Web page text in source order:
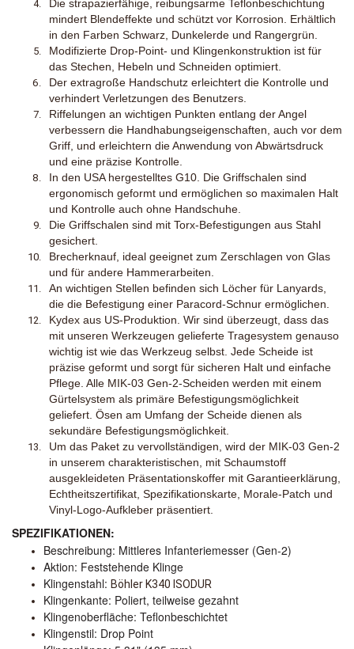
Die strapazierfähige, reibungsarme Teflonbeschichtung
mindert Blendeffekte und schützt vor Korrosion. Erhältlich
in den Farben Schwarz, Dunkelerde und Rangergrün.
Modifizierte Drop-Point- und Klingenkonstruktion ist für
das Stechen, Hebeln und Schneiden optimiert.
Der extragroße Handschutz erleichtert die Kontrolle und
verhindert Verletzungen des Benutzers.
Riffelungen an wichtigen Punkten entlang der Angel
verbessern die Handhabungseigenschaften, auch vor dem
Griff, und erleichtern die Anwendung von Abwärtsdruck
und eine präzise Kontrolle.
In den USA hergestelltes G10. Die Griffschalen sind
ergonomisch geformt und ermöglichen so maximalen Halt
und Kontrolle auch ohne Handschuhe.
Die Griffschalen sind mit Torx-Befestigungen aus Stahl
gesichert.
Brecherknauf, ideal geeignet zum Zerschlagen von Glas
und für andere Hammerarbeiten.
An wichtigen Stellen befinden sich Löcher für Lanyards,
die die Befestigung einer Paracord-Schnur ermöglichen.
Kydex aus US-Produktion. Wir sind überzeugt, dass das
mit unseren Werkzeugen gelieferte Tragesystem genauso
wichtig ist wie das Werkzeug selbst. Jede Scheide ist
präzise geformt und sorgt für sicheren Halt und einfache
Pflege. Alle MIK-03 Gen-2-Scheiden werden mit einem
Gürtelsystem als primäre Befestigungsmöglichkeit
geliefert. Ösen am Umfang der Scheide dienen als
sekundäre Befestigungsmöglichkeit.
Um das Paket zu vervollständigen, wird der MIK-03 Gen-2
in unserem charakteristischen, mit Schaumstoff
ausgekleideten Präsentationskoffer mit Garantieerklärung,
Echtheitszertifikat, Spezifikationskarte, Morale-Patch und
Vinyl-Logo-Aufkleber präsentiert.
SPEZIFIKATIONEN:
Beschreibung: Mittleres Infanteriemesser (Gen-2)
Aktion: Feststehende Klinge
Klingenstahl: Böhler K340 ISODUR
Klingenkante: Poliert, teilweise gezahnt
Klingenoberfläche: Teflonbeschichtet
Klingenstil: Drop Point